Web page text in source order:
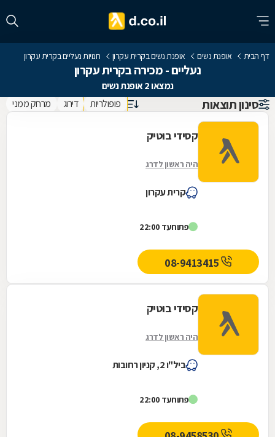
דף הבית אופנת נשים אופנת נשים בקרית עקרון חנויות נעליים בקרית עקרון
נעליים - מכירה בקרית עקרון
נמצאו 2 אופנת נשים
סינון תוצאות פופולריות דירוג מרחק ממני
קסידי בוטיק
היה ראשון לדרג
קרית עקרון
פתוחעד 22:00
קסידי בוטיק
היה ראשון לדרג
ביל"ו 2, קניון רחובות
פתוחעד 22:00